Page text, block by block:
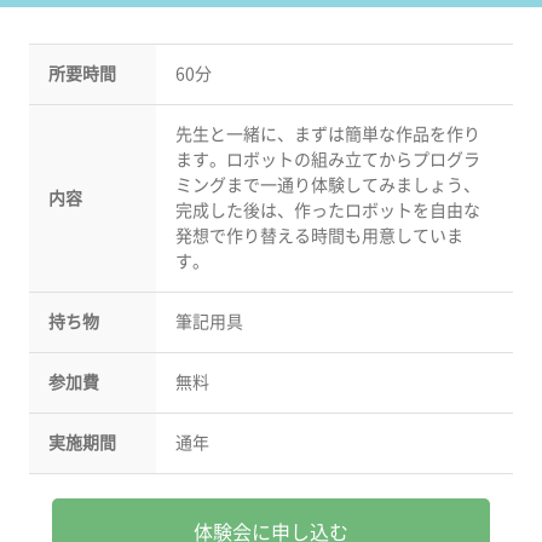
所要時間 60分
内容
先生と一緒に、まずは簡単な作品を作り
ます。ロボットの組み立てからプログラ
ミングまで一通り体験してみましょう、
完成した後は、作ったロボットを自由な
発想で作り替える時間も用意していま
す。
持ち物 筆記用具
参加費 無料
実施期間 通年
体験会に申し込む